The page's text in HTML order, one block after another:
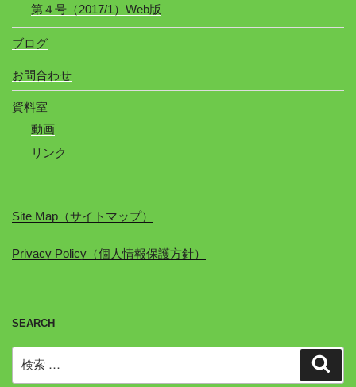
第４号（2017/1）Web版
ブログ
お問合わせ
資料室
動画
リンク
Site Map（サイトマップ）
Privacy Policy（個人情報保護方針）
SEARCH
索: